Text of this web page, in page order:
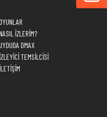
İZLERİM?
DMAX
İZLEYİCİ TEMSİLCİSİ
İLETİŞİM